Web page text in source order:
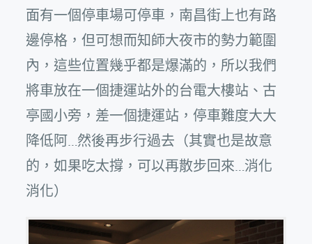
面有一個停車場可停車，南昌街上也有路
邊停格，但可想而知師大夜市的勢力範圍
內，這些位置幾乎都是爆滿的，所以我們
將車放在一個捷運站外的台電大樓站、古
亭國小旁，差一個捷運站，停車難度大大
降低阿…然後再步行過去（其實也是故意
的，如果吃太撐，可以再散步回來…消化
消化）